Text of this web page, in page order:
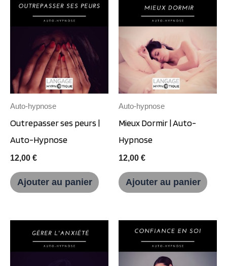
Auto-hypnose
Outrepasser ses peurs |
Auto-Hypnose
12,00 €
Ajouter au panier
Auto-hypnose
Mieux Dormir | Auto-
Hypnose
12,00 €
Ajouter au panier